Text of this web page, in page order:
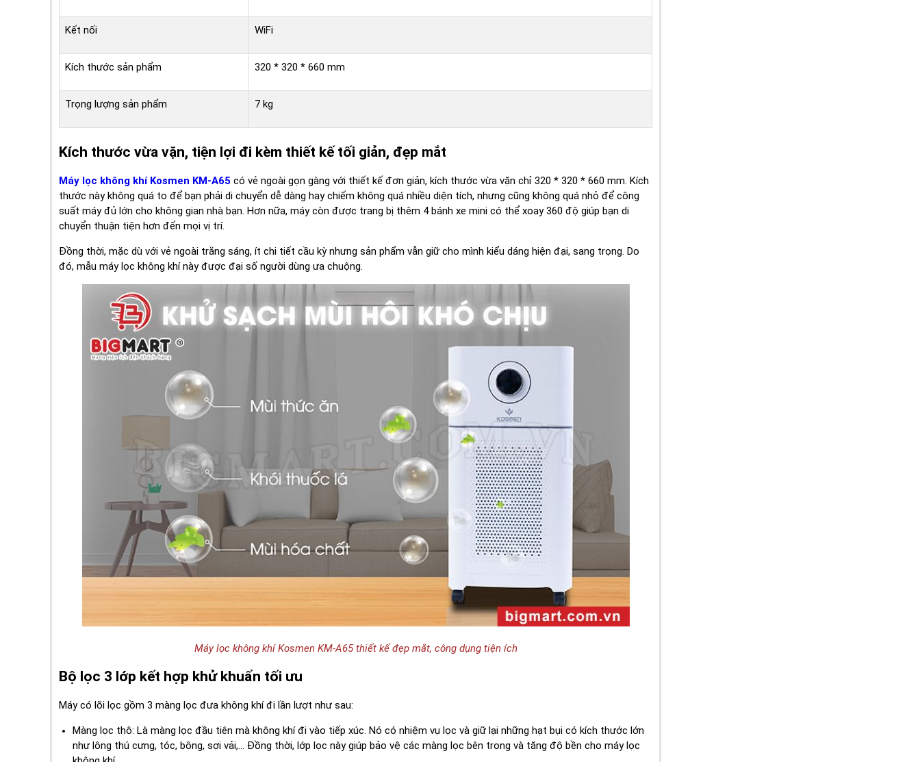
Kết nối WiFi
Kích thước sản phẩm 320 * 320 * 660 mm
Trọng lượng sản phẩm 7 kg
Kích thước vừa vặn, tiện lợi đi kèm thiết kế tối giản, đẹp mắt
Máy lọc không khí Kosmen KM-A65 có vẻ ngoài gọn gàng với thiết kế đơn giản, kích thước vừa vặn chỉ 320 * 320 * 660 mm. Kích
thước này không quá to để bạn phải di chuyển dễ dàng hay chiếm không quá nhiều diện tích, nhưng cũng không quá nhỏ để công
suất máy đủ lớn cho không gian nhà bạn. Hơn nữa, máy còn được trang bị thêm 4 bánh xe mini có thể xoay 360 độ giúp bạn di
chuyển thuận tiện hơn đến mọi vị trí.
Đồng thời, mặc dù với vẻ ngoài trắng sáng, ít chi tiết cầu kỳ nhưng sản phẩm vẫn giữ cho mình kiểu dáng hiện đại, sang trọng. Do
đó, mẫu máy lọc không khí này được đại số người dùng ưa chuộng.
Máy lọc không khí Kosmen KM-A65 thiết kế đẹp mắt, công dụng tiện ích
Bộ lọc 3 lớp kết hợp khử khuẩn tối ưu
Máy có lõi lọc gồm 3 màng lọc đưa không khí đi lần lượt như sau:
Màng lọc thô: Là màng lọc đầu tiên mà không khí đi vào tiếp xúc. Nó có nhiệm vụ lọc và giữ lại những hạt bụi có kích thước lớn
như lông thú cưng, tóc, bông, sợi vải,... Đồng thời, lớp lọc này giúp bảo vệ các màng lọc bên trong và tăng độ bền cho máy lọc